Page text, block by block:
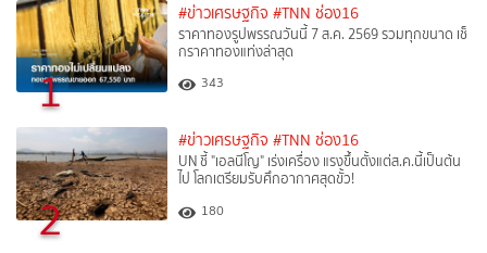
1
#ข่าวเศรษฐกิจ #TNN ช่อง16
ราคาทองรูปพรรณวันนี้ 7 ส.ค. 2569 รวมทุกขนาด เช็
กราคาทองแท่งล่าสุด
343
2
#ข่าวเศรษฐกิจ #TNN ช่อง16
UN ชี้ "เอลนีโญ" เร่งเครื่อง แรงขึ้นตั้งแต่ส.ค.นี้เป็นต้น
ไป โลกเตรียมรับศึกอากาศสุดขั้ว!
180